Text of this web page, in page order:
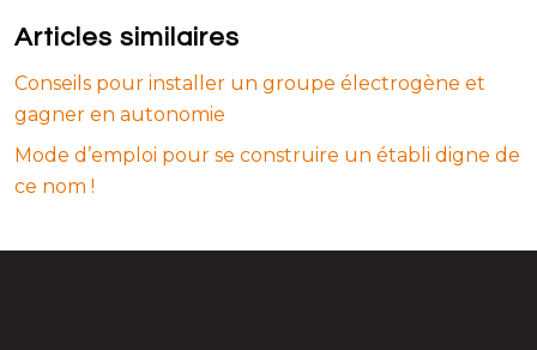
Articles similaires
Conseils pour installer un groupe électrogène et
gagner en autonomie
Mode d’emploi pour se construire un établi digne de
ce nom !